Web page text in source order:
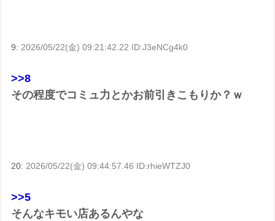
9: 2026/05/22(金) 09:21:42.22 ID:J3eNCg4k0
>>8
その程度でコミュ力とかお前引きこもりか？ｗ
20: 2026/05/22(金) 09:44:57.46 ID:rhieWTZJ0
>>5
そんなキモい店あるんやな